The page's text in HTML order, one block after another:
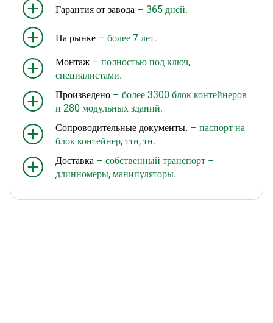
Гарантия от завода – 365 дней.
На рынке – более 7 лет.
Монтаж – полностью под ключ,
специалистами.
Произведено – более 3300 блок контейнеров
и 280 модульных зданий.
Сопроводительные документы. – паспорт на
блок контейнер, ттн, тн.
Доставка – собственный транспорт –
длинномеры, манипуляторы.